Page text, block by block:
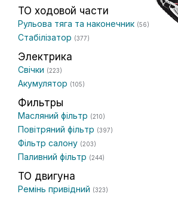
ТО ходовой части
Рульова тяга та наконечник (56)
Стабілізатор (377)
Электрика
Свічки (223)
Акумулятор (105)
Фильтры
Масляний фільтр (210)
Повітряний фільтр (397)
Фільтр салону (203)
Паливний фільтр (244)
ТО двигуна
Ремінь привідний (323)